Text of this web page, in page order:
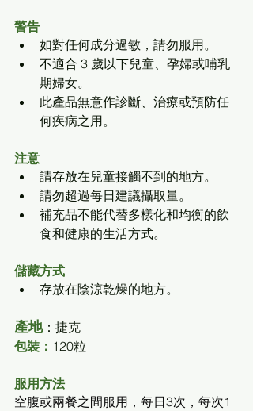
警告
如對任何成分過敏，請勿服用。
不適合 3 歲以下兒童、孕婦或哺乳
期婦女。
此產品無意作診斷、治療或預防任
何疾病之用。
注意
請存放在兒童接觸不到的地方。
請勿超過每日建議攝取量。
補充品不能代替多樣化和均衡的飲
食和健康的生活方式。
儲藏方式
存放在陰涼乾燥的地方。
產地：捷克
包裝 ： 120粒
服用方法
空腹或兩餐之間服用，每日3次，每次1